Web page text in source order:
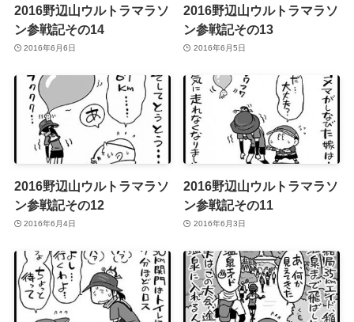
2016野辺山ウルトラマラソ
ン参戦記その14
2016年6月6日
2016野辺山ウルトラマラソ
ン参戦記その13
2016年6月5日
2016野辺山ウルトラマラソ
ン参戦記その12
2016年6月4日
2016野辺山ウルトラマラソ
ン参戦記その11
2016年6月3日